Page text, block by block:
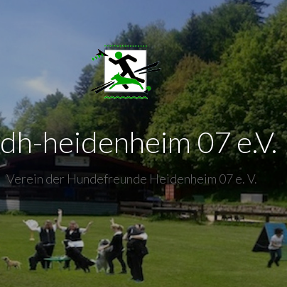
heidenheim 07 e.V.
Verein der Hundefreunde Heidenheim 07 e. V.